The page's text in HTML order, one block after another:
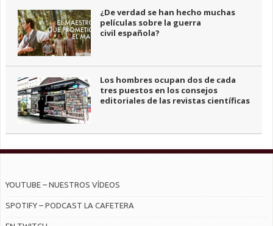
¿De verdad se han hecho muchas
películas sobre la guerra
civil española?
Los hombres ocupan dos de cada
tres puestos en los consejos
editoriales de las revistas científicas
YOUTUBE – NUESTROS VÍDEOS
SPOTIFY – PODCAST LA CAFETERA